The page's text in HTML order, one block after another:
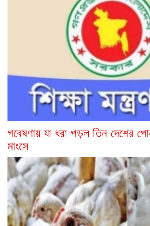
গবেষণায় যা ধরা পড়ল তিন দেশের
মাংসে